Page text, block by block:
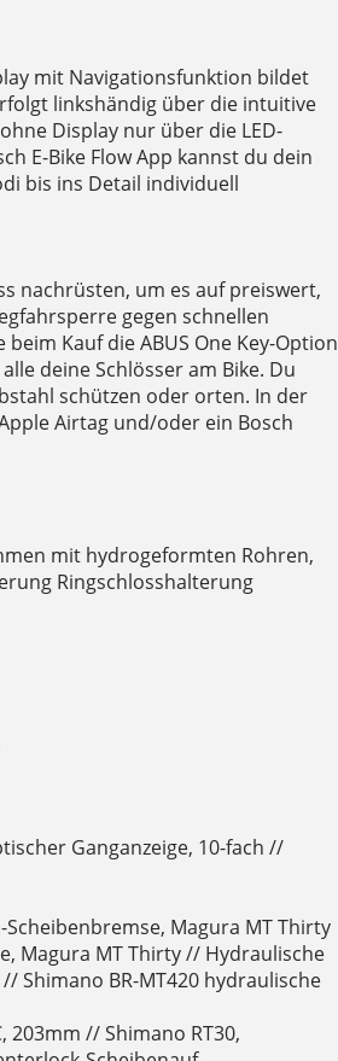
mit Navigationsfunktion bildet
linkshändig über die intuitive
Display nur über die LED-
E-Bike Flow App kannst du dein
bis ins Detail individuell
nachrüsten, um es auf preiswert,
gegen schnellen
Kauf die ABUS One Key-Option
deine Schlösser am Bike. Du
schützen oder orten. In der
Airtag und/oder ein Bosch
mit hydrogeformten Rohren,
Ringschlosshalterung
Ganganzeige, 10-fach //
Magura MT Thirty
Magura MT Thirty // Hydraulische
Shimano BR-MT420 hydraulische
203mm // Shimano RT30,